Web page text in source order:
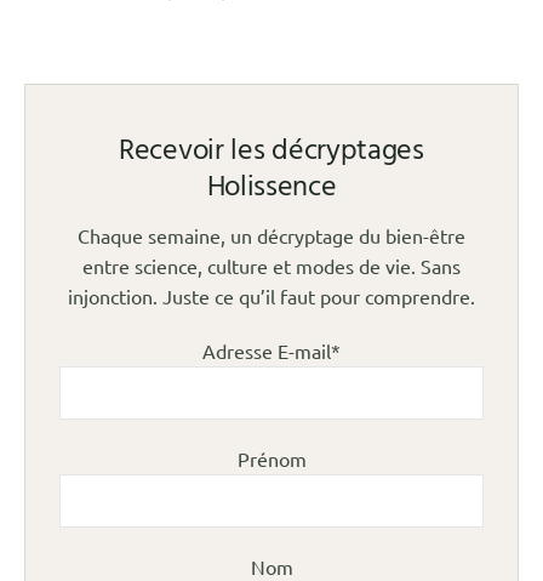
Recevoir les décryptages
Holissence
Chaque semaine, un décryptage du bien-être
entre science, culture et modes de vie. Sans
injonction. Juste ce qu’il faut pour comprendre.
Adresse E-mail*
Prénom
Nom